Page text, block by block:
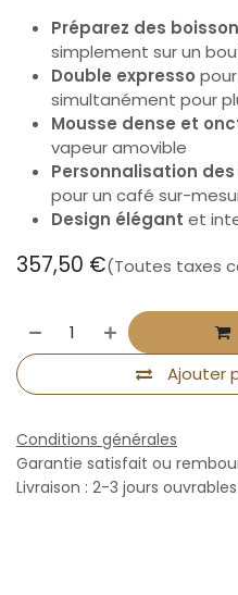
Préparez des
simplement sur un
Double expresso
simultanément pour
Mousse dense et
vapeur amovible
Personnalisation
pour un café sur-
Design élégant et
357,50 €(Toutes taxes
Ajouter
Conditions générales
Garantie satisfait ou
Livraison : 2-3 jours ouvrables